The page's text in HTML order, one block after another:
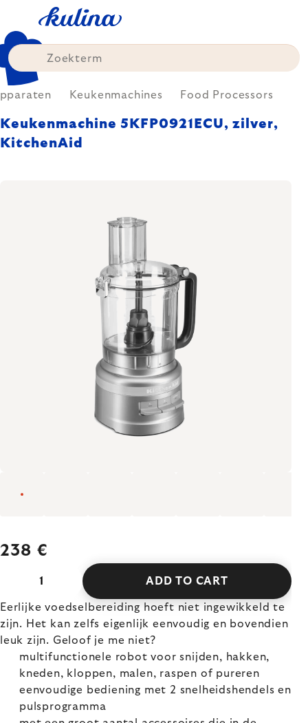
content
Keukenmachines Food Processors
Keukenmachine 5KFP0921ECU, zilver,
KitchenAid
238 €
ADD TO CART
Eerlijke voedselbereiding hoeft niet ingewikkeld te
zijn. Het kan zelfs eigenlijk eenvoudig en bovendien
leuk zijn. Geloof je me niet?
multifunctionele robot voor snijden, hakken,
kneden, kloppen, malen, raspen of pureren
eenvoudige bediening met 2 snelheidshendels en
pulsprogramma